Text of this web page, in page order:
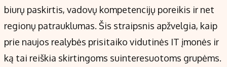
biurų paskirtis, vadovų kompetencijų poreikis ir net
regionų patrauklumas. Šis straipsnis apžvelgia, kaip
prie naujos realybės prisitaiko vidutinės IT įmonės ir
ką tai reiškia skirtingoms suinteresuotoms grupėms.